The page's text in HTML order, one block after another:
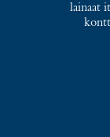
lainaat